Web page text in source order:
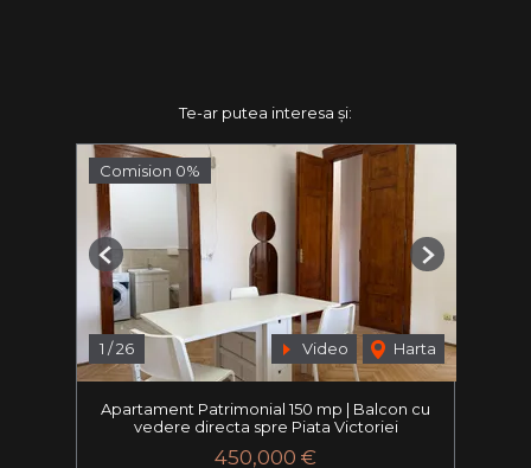
Te-ar putea interesa și:
Comision 0%
1 /26 Video Harta
Previous Next
Apartament Patrimonial 150 mp | Balcon cu
vedere directa spre Piata Victoriei
450,000 €